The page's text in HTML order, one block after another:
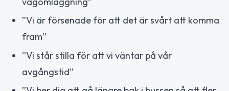
”Vi är försenade för att det är svårt att komma
fram”
”Vi står stilla för att vi väntar på vår
avgångstid”